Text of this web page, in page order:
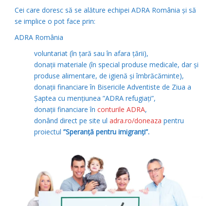
Cei care doresc să se alăture echipei ADRA România și să
se implice o pot face prin:
ADRA România
voluntariat (în țară sau în afara țării),
donații materiale (în special produse medicale, dar și
produse alimentare, de igienă și îmbrăcăminte),
donații financiare în Bisericile Adventiste de Ziua a
Șaptea cu mențiunea ”ADRA refugiați”,
donații financiare în conturile ADRA,
donând direct pe site ul adra.ro/doneaza pentru
proiectul ”Speranță pentru imigranți”.